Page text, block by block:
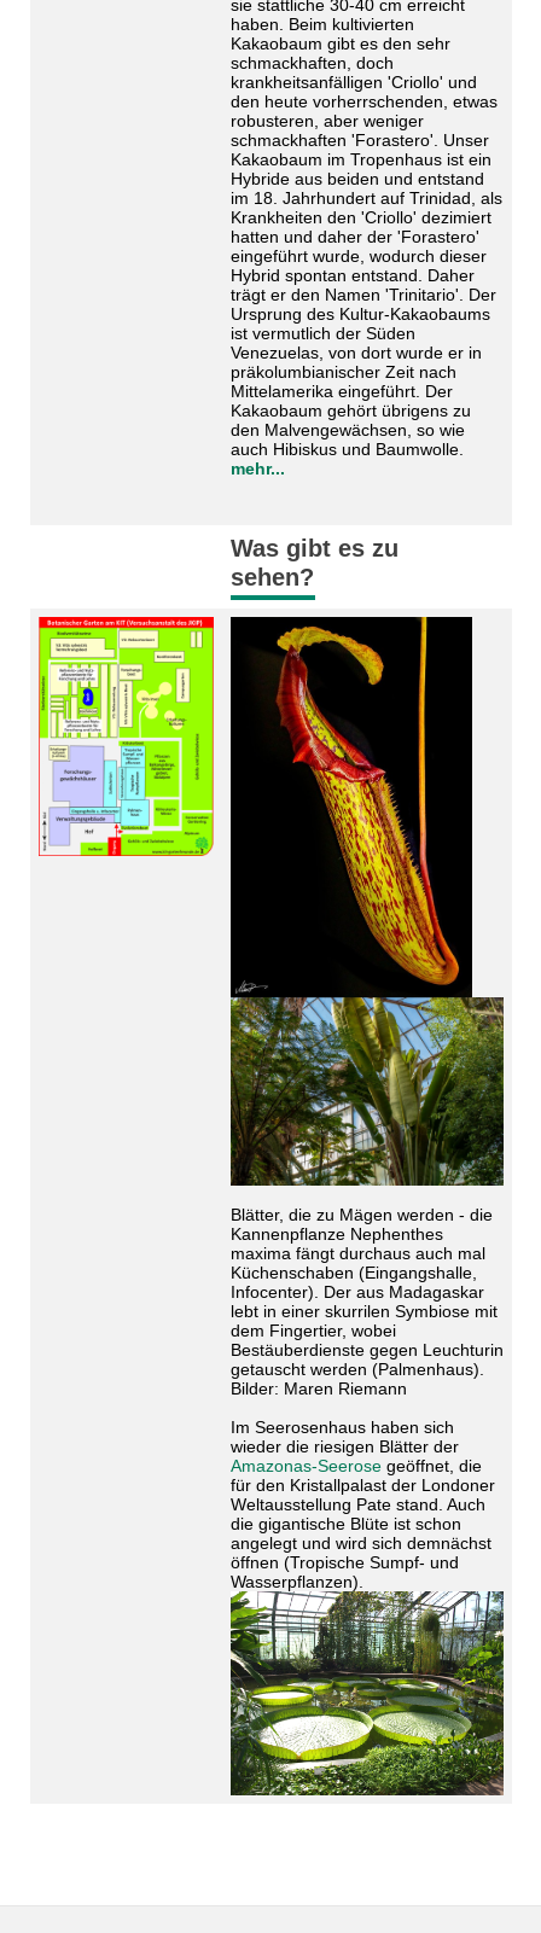
sie stattliche 30-40 cm erreicht
haben. Beim kultivierten
Kakaobaum gibt es den sehr
schmackhaften, doch
krankheitsanfälligen 'Criollo' und
den heute vorherrschenden, etwas
robusteren, aber weniger
schmackhaften 'Forastero'. Unser
Kakaobaum im Tropenhaus ist ein
Hybride aus beiden und entstand
im 18. Jahrhundert auf Trinidad, als
Krankheiten den 'Criollo' dezimiert
hatten und daher der 'Forastero'
eingeführt wurde, wodurch dieser
Hybrid spontan entstand. Daher
trägt er den Namen 'Trinitario'. Der
Ursprung des Kultur-Kakaobaums
ist vermutlich der Süden
Venezuelas, von dort wurde er in
präkolumbianischer Zeit nach
Mittelamerika eingeführt. Der
Kakaobaum gehört übrigens zu
den Malvengewächsen, so wie
auch Hibiskus und Baumwolle.
mehr...
Was gibt es zu
sehen?
Blätter, die zu Mägen werden - die
Kannenpflanze Nephenthes
maxima fängt durchaus auch mal
Küchenschaben (Eingangshalle,
Infocenter). Der aus Madagaskar
lebt in einer skurrilen Symbiose mit
dem Fingertier, wobei
Bestäuberdienste gegen Leuchturin
getauscht werden (Palmenhaus).
Bilder: Maren Riemann
Im Seerosenhaus haben sich
wieder die riesigen Blätter der
Amazonas-Seerosegeöffnet, die
für den Kristallpalast der Londoner
Weltausstellung Pate stand. Auch
die gigantische Blüte ist schon
angelegt und wird sich demnächst
öffnen (Tropische Sumpf- und
Wasserpflanzen).